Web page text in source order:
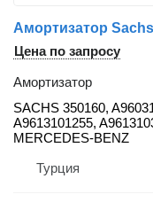
Цена по запросу
Амортизатор
SACHS 350160,
A9613101255,
MERCEDES-BENZ
Турция